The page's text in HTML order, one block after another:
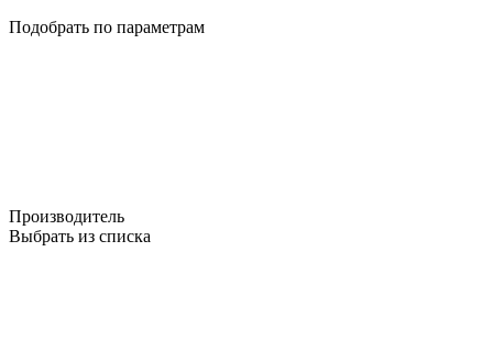
Подобрать по параметрам
Производитель
Выбрать из списка